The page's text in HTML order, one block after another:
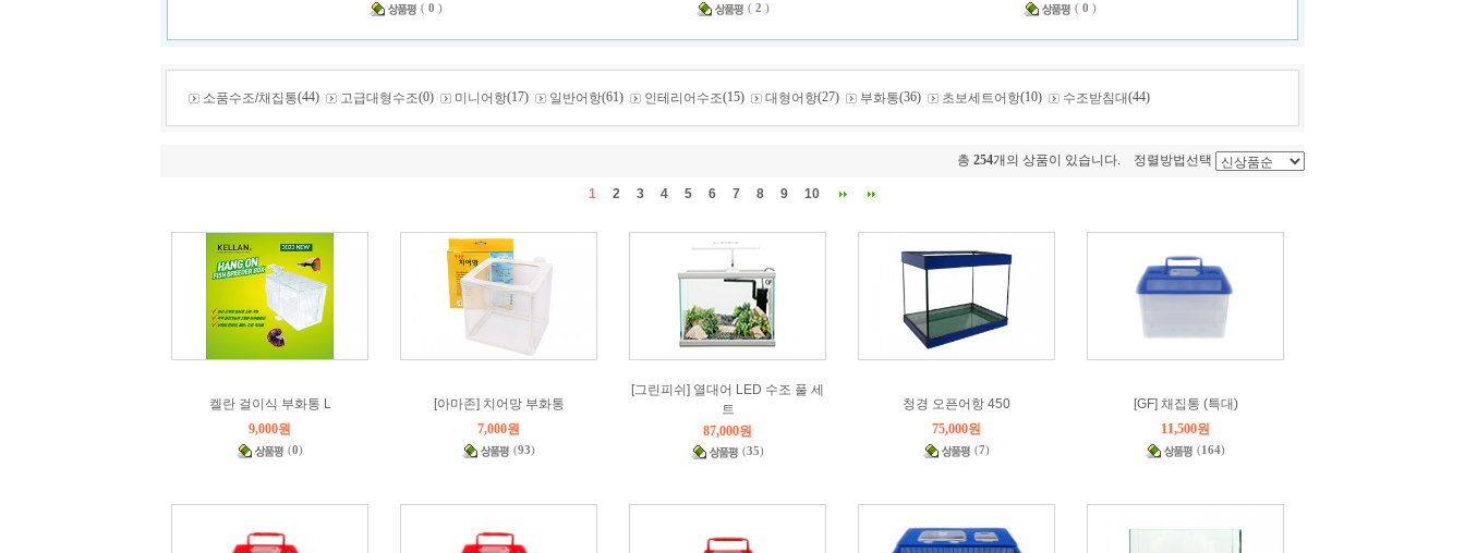
( 0 ) ( 2 ) ( 0 )
소품수조/채집통(44) 고급대형수조(0) 미니어항(17) 일반어항(61) 인테리어수조(15) 대형어항(27) 부화통(36) 초보세트어항(10) 수조받침대(44)
총 254개의 상품이 있습니다. 정렬방법선택
1 2 3 4 5 6 7 8 9 10
켈란 걸이식 부화통 L
9,000원
(0)
[아마존] 치어망 부화통
7,000원
(93)
[그린피쉬] 열대어 LED 수조 풀 세
트
87,000원
(35)
청경 오픈어항 450
75,000원
(7)
[GF] 채집통 (특대)
11,500원
(164)